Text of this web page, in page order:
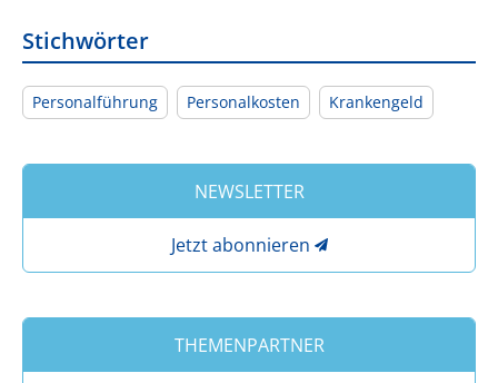
Stichwörter
Personalführung Personalkosten Krankengeld
NEWSLETTER
Jetzt abonnieren
THEMENPARTNER